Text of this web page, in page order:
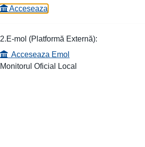
Acceseaza
2.E-mol (Platformă Externă):
Acceseaza Emol
Monitorul Oficial Local